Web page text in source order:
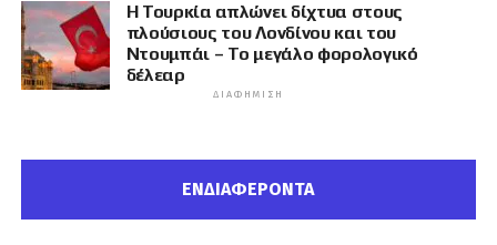
Η Τουρκία απλώνει δίχτυα στους
πλούσιους του Λονδίνου και του
Ντουμπάι – Το μεγάλο φορολογικό
δέλεαρ
ΔΙΑΦΉΜΙΣΗ
ΕΝΔΙΑΦΕΡΟΝΤΑ